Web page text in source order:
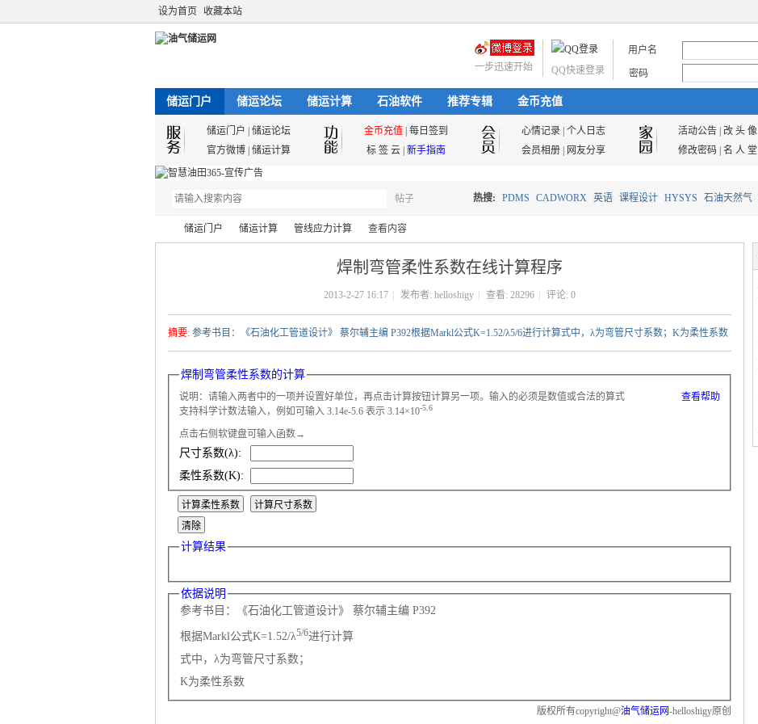
设为首页 收藏本站
用户名
密码
QQ快速登录
一步迅速开始
储运门户 储运论坛 储运计算 石油软件 推荐专辑 金币充值
储运门户 储运论坛 金币充值 每日签到 心情记录 个人日志 活动公告| 改 头 像
官方微博 储运计算 标 签 云 新手指南 会员相册 网友分享 修改密码| 名 人 堂
帖子
索
热搜: PDMS CADWORX 英语 课程设计 HYSYS 石油天然气
储运门户 储运计算 管线应力计算
›
查看内容
焊制弯管柔性系数在线计算程序
2013-2-27 16:17 发布者: helloshigy 查看: 28296 评论: 0
摘要: 参考书目：《石油化工管道设计》 蔡尔辅主编 P392根据Markl公式K=1.52/λ5/6进行计算式中，λ为弯管尺寸系数；K为柔性系数
焊制弯管柔性系数的计算
说明：请输入两者中的一项并设置好单位，再点击计算按钮计算另一项。输入的必须是数值或合法的算式
支持科学计数法输入，例如可输入 3.14e-5.6 表示 3.14×10-5.6
点击右侧软键盘可输入函数→
查看帮助
尺寸系数(λ):
柔性系数(K):
计算结果
依据说明
参考书目：《石油化工管道设计》 蔡尔辅主编 P392
根据Markl公式K=1.52/λ5/6进行计算
式中，λ为弯管尺寸系数；
K为柔性系数
版权所有copyright@油气储运网-helloshigy原创